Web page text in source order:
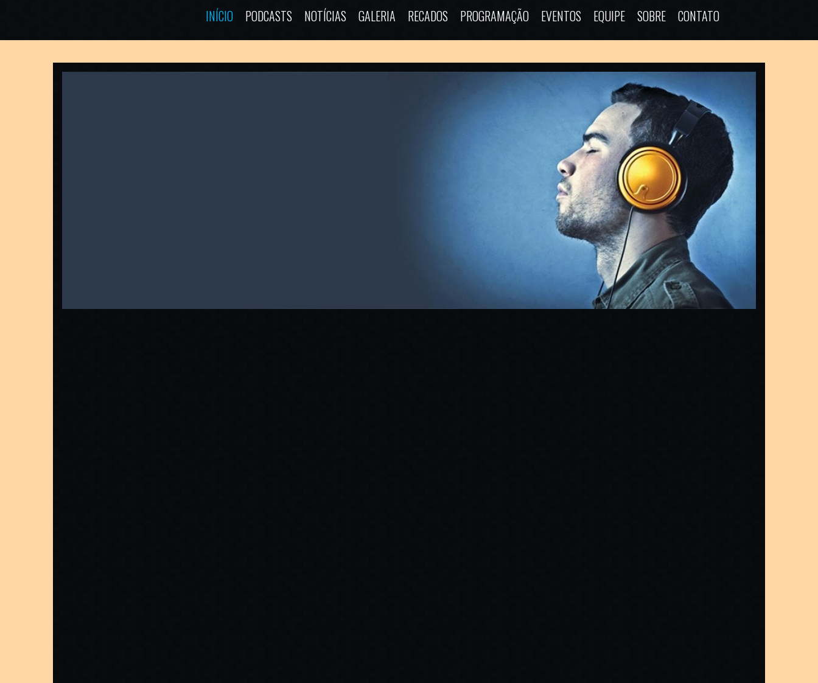
INÍCIO PODCASTS NOTÍCIAS GALERIA RECADOS PROGRAMAÇÃO EVENTOS EQUIPE SOBRE CONTATO